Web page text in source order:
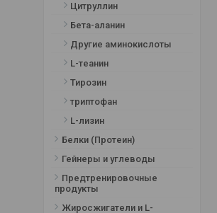
Лесные ягоды
Лесные ягоды
Летние фрукты
Лимон лайм
Лимонад
Лимоны
Малина - ананас
Малина - гранат
манго
Манго - ананас
Цитруллин
Бета-аланин
Другие аминокислоты
L-теанин
Тирозин
триптофан
L-лизин
Белки (Протеин)
Гейнеры и углеводы
Предтренировочные
продукты
Жиросжигатели и L-